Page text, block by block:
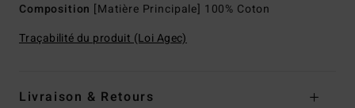
Composition [Matière Principale] 100% Coton
Traçabilité du produit (Loi Agec)
Livraison & Retours